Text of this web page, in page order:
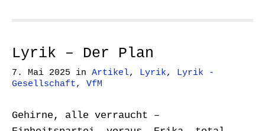
Lyrik – Der Plan
7. Mai 2025 in Artikel, Lyrik, Lyrik -
Gesellschaft, VfM
Gehirne, alle verraucht –